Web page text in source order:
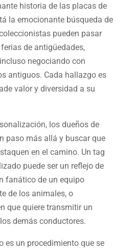
historia de las placas de
la emocionante búsqueda de
pueden pasar
de antigüedades,
negociando con
antiguos. Cada hallazgo es
valor y diversidad a su
los dueños de
paso más allá y buscar que
en el camino. Un tag
puede ser un reflejo de
fanático de un equipo
de los animales, o
que quiere transmitir un
demás conductores.
es un procedimiento que se